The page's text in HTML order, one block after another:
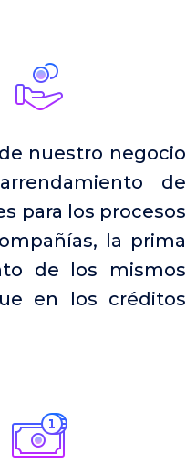
nuestro negocio
de
para los procesos
la prima
de los mismos
en los créditos